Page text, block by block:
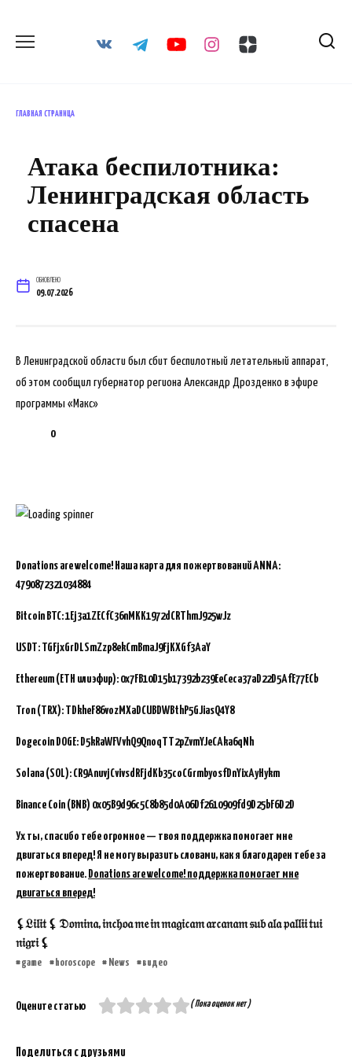
содержанию
ГЛАВНАЯ СТРАНИЦА
Атака беспилотника:
Ленинградская область
спасена
ОБНОВЛЕНО
09.07.2026
В Ленинградской области был сбит беспилотный летательный аппарат,
об этом сообщил губернатор региона Александр Дрозденко в эфире
программы «Макс»
0
Donations are welcome! Наша карта для пожертвований ANNA:
4790872321034884
Bitcoin BTC:1Ej3a1ZECfC36nMKK1972dCRThmJ925wJz
USDT: TGFjxGrDLSmZzp8ekCmBmaJ9FjKXGf3AaY
Ethereum (ETH или эфир): 0x7FB10D15b17392b239EeCeca37aD22D5AfE77ECb
Tron (TRX): TDkheF86vozMXaDCUBDWBthP5GJiasQ4Y8
Dogecoin DOGE: D5kRaWFVvhQ9QnoqTT2pZvmYJeCAka6qNh
Solana (SOL): CR9AnuvjCvivsdRFjdKb35coCGrmbyosfDnYixAyHykm
Binance Coin (BNB) 0x05B9d96c5C8b85d0A06Df2610909fd9D25bF6D2D
Ух ты, спасибо тебе огромное — твоя поддержка помогает мне
двигаться вперед! Я не могу выразить словами, как я благодарен тебе за
пожертвование. Donations are welcome! поддержка помогает мне
двигаться вперед!
⚸𝔏𝔦𝔩𝔦𝔱 ⚸ 𝔇𝔬𝔪𝔦𝔫𝔞, 𝔦𝔫𝔠𝔥𝔬𝔞 𝔪𝔢 𝔦𝔫 𝔪𝔞𝔤𝔦𝔠𝔞𝔪 𝔞𝔯𝔠𝔞𝔫𝔞𝔪 𝔰𝔲𝔟 𝔞𝔩𝔞 𝔭𝔞𝔩𝔩𝔦𝔦 𝔱𝔲𝔦
𝔫𝔦𝔤𝔯𝔦 ⚸
game horoscope News видео
Оцените статью ( Пока оценок нет )
Поделиться с друзьями